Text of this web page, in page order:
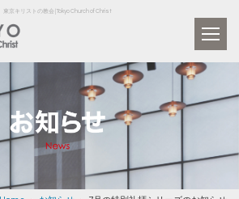
東京キリストの教会 | Tokyo Church of Christ